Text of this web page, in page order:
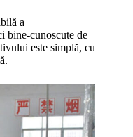
a
bine-cunoscute de
este simplă, cu